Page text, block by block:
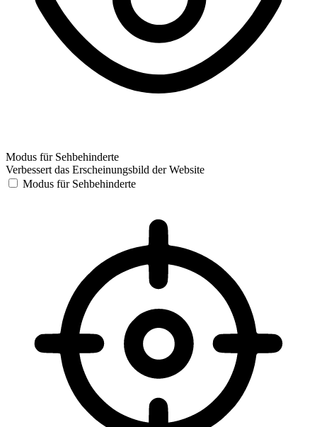
Modus für Sehbehinderte
Verbessert das Erscheinungsbild der Website
Modus für Sehbehinderte